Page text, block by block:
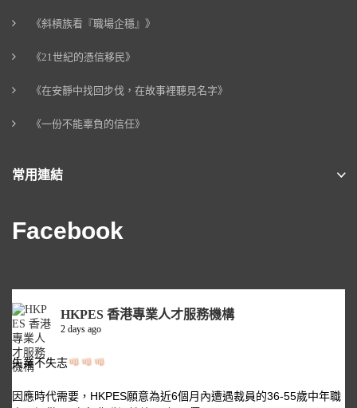
《斜槓族看『職場企穩』》
《21世紀的憑信移民》
《在安靜中找回步伐，在故事裡聽見名字》
《一份不能辜負的信任》
常用連結
Facebook
HKPES 香港專業人才服務機構
2 days ago
失業不失志
因應時代需要，HKPES願意為近6個月內遭遇裁員的36-55歲中年職